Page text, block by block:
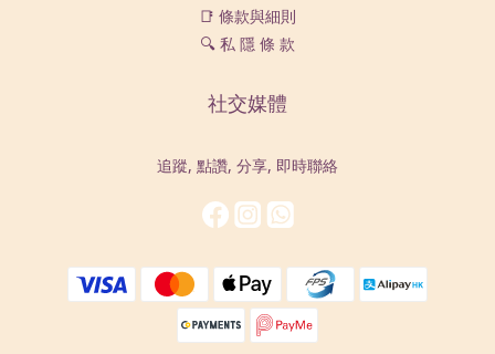
📑 條款與細則
🔍 私 隱 條 款
社交媒體
追蹤, 點讚, 分享, 即時聯絡